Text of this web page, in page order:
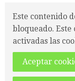
Este contenido
bloqueado.
activadas las
Aceptar